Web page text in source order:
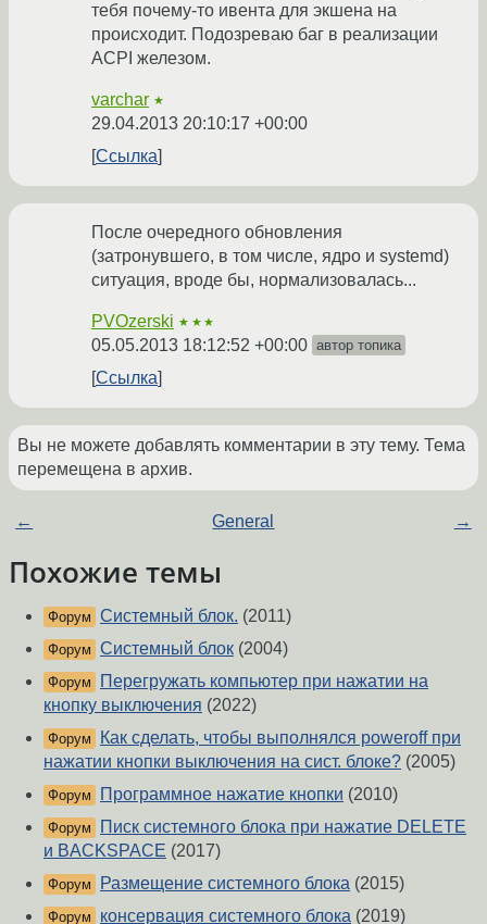
тебя почему-то ивента для экшена на
происходит. Подозреваю баг в реализации
ACPI железом.
varchar ★
29.04.2013 20:10:17 +00:00
Ссылка
После очередного обновления
(затронувшего, в том числе, ядро и systemd)
ситуация, вроде бы, нормализовалась...
PVOzerski ★★★
05.05.2013 18:12:52 +00:00 автор топика
Ссылка
Вы не можете добавлять комментарии в эту тему. Тема
перемещена в архив.
← General →
Похожие темы
Форум Системный блок. (2011)
Форум Системный блок (2004)
Форум
Перегружать компьютер при нажатии на
кнопку выключения (2022)
Форум
Как сделать, чтобы выполнялся poweroff при
нажатии кнопки выключения на сист. блоке? (2005)
Форум Программное нажатие кнопки (2010)
Форум
Писк системного блока при нажатие DELETE
и BACKSPACE (2017)
Форум Размещение системного блока (2015)
Форум консервация системного блока (2019)